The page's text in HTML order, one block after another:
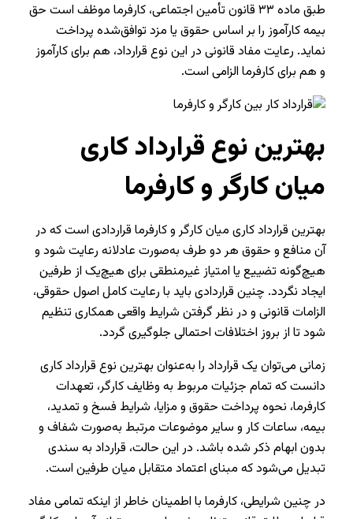
طبق ماده ۳۳ قانون تأمین اجتماعی، کارفرما موظف است حق
بیمه کارآموز را بر اساس حقوق یا مزد توافق‌شده پرداخت
نماید. رعایت مفاد قانونی در این نوع قرارداد، هم برای کارآموز
و هم برای کارفرما الزامی است.
بهترین نوع قرارداد کاری
میان کارگر و کارفرما
بهترین قرارداد کاری میان کارگر و کارفرما قراردادی است که در
آن منافع و حقوق هر دو طرف به‌صورت عادلانه رعایت شود و
هیچ‌گونه تضییع یا امتیاز غیرمنطقی برای هیچ‌یک از طرفین
ایجاد نگردد. چنین قراردادی باید با رعایت کامل اصول حقوقی،
الزامات قانونی و در نظر گرفتن شرایط واقعی همکاری تنظیم
شود تا از بروز اختلافات احتمالی جلوگیری گردد.
زمانی می‌توان یک قرارداد را به‌عنوان بهترین نوع قرارداد کاری
دانست که تمام جزئیات مربوط به وظایف کارگر، تعهدات
کارفرما، نحوه پرداخت حقوق و مزایا، شرایط فسخ و تمدید،
بیمه، ساعات کار و سایر موضوعات مرتبط به‌صورت شفاف و
بدون ابهام ذکر شده باشد. در این حالت، قرارداد به سندی
تبدیل می‌شود که مبنای اعتماد متقابل میان طرفین است.
در چنین شرایطی، کارفرما با اطمینان خاطر از اینکه تمامی مفاد